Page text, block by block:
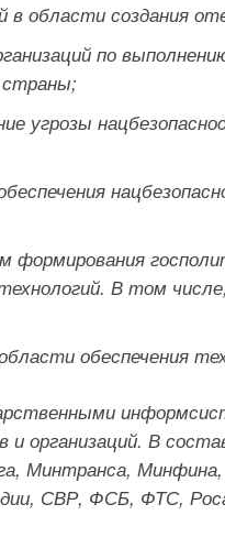
области создания
по
страны;
угрозы
формирования
В том
обеспечения
и организаций. В
Минтранса,
СВР, ФСБ, ФТС,